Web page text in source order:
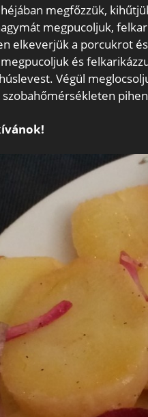
megfőzzük,
megpucoljuk,
elkeverjük a porcukrot
és
Végül